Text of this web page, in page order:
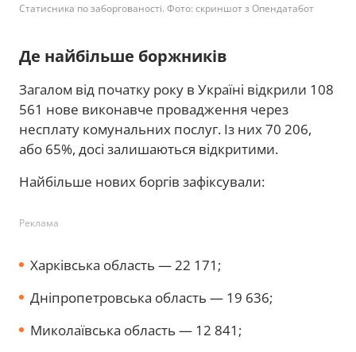
Статисника по заборгованості. Фото: скриншот з Опендатабот
Де найбільше боржників
Загалом від початку року в Україні відкрили 108
561 нове виконавче провадження через
несплату комунальних послуг. Із них 70 206,
або 65%, досі залишаються відкритими.
Найбільше нових боргів зафіксували:
Реклама
Харківська область — 22 171;
Дніпропетровська область — 19 636;
Миколаївська область — 12 841;